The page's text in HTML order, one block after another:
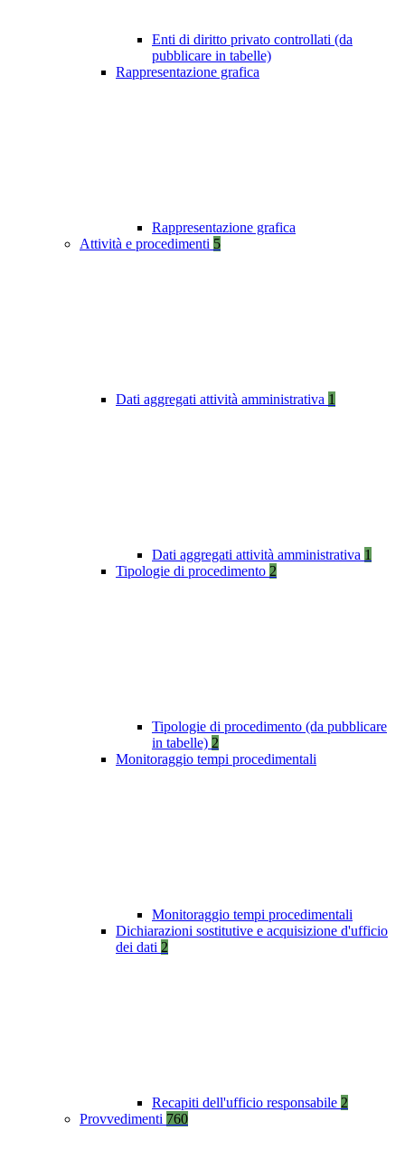
Enti di diritto privato controllati (da
pubblicare in tabelle)
Rappresentazione grafica
Rappresentazione grafica
Attività e procedimenti 5
Dati aggregati attività amministrativa 1
Dati aggregati attività amministrativa 1
Tipologie di procedimento 2
Tipologie di procedimento (da pubblicare
in tabelle) 2
Monitoraggio tempi procedimentali
Monitoraggio tempi procedimentali
Dichiarazioni sostitutive e acquisizione d'ufficio
dei dati 2
Recapiti dell'ufficio responsabile 2
Provvedimenti 760